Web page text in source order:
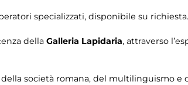
specializzati, disponibile su richiesta.
della Galleria Lapidaria, attraverso
società romana, del multilinguismo e